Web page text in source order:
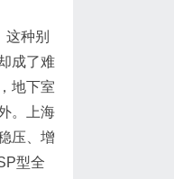
这种别
成了难
地下室
。上海
压、增
型全